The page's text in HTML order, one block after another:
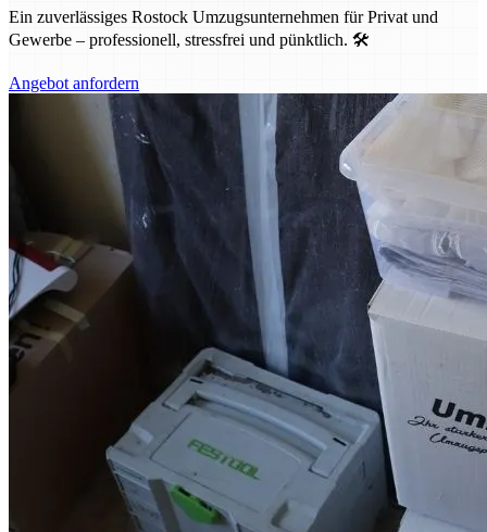
Ein zuverlässiges Rostock Umzugsunternehmen für Privat und
Gewerbe – professionell, stressfrei und pünktlich. 🛠️
Angebot anfordern